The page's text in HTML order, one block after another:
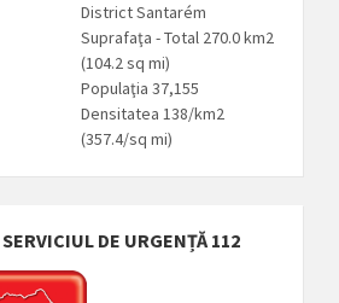
District Santarém
Suprafaţa - Total 270.0 km2
(104.2 sq mi)
Populaţia 37,155
Densitatea 138/km2
(357.4/sq mi)
SERVICIUL DE URGENȚĂ 112